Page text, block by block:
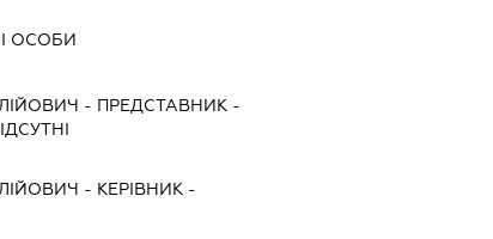
ОСОБИ
- ПРЕДСТАВНИК -
- КЕРІВНИК -